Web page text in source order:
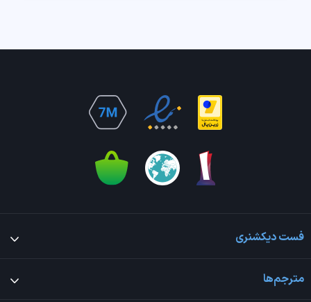
فست دیکشنری
مترجم‌ها